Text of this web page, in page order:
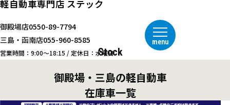
軽自動車専門店 ステック
御殿場店0550-89-7794
三島・函南店055-960-8585
営業時間：9:00～18:15 / 定休日：水曜日
menu
御殿場・三島の軽自動車
在庫車一覧
Stock